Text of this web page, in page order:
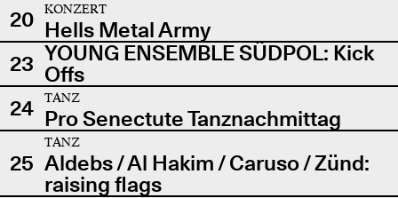
20
KONZERT
Hells Metal Army
23 YOUNG ENSEMBLE SÜDPOL: Kick
Offs
24
TANZ
Pro Senectute Tanznachmittag
25
TANZ
Aldebs / Al Hakim / Caruso / Zünd:
raising flags